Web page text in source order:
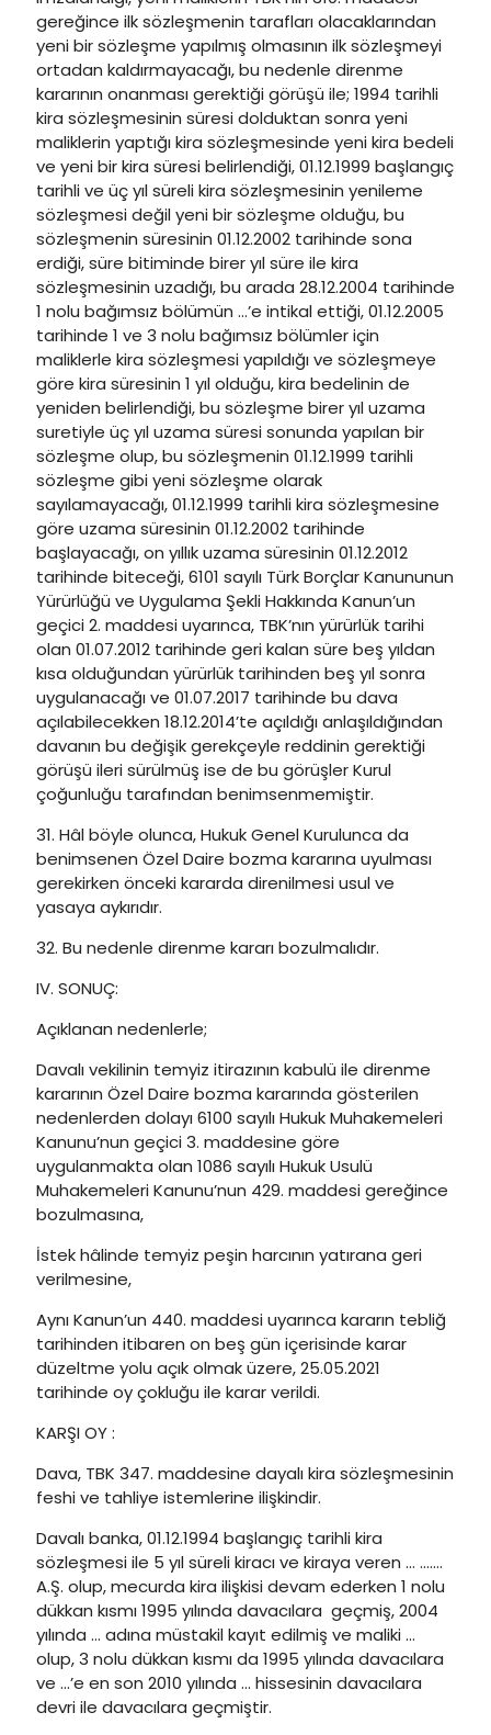
gereğince ilk sözleşmenin tarafları olacaklarından
yeni bir sözleşme yapılmış olmasının ilk sözleşmeyi
ortadan kaldırmayacağı, bu nedenle direnme
kararının onanması gerektiği görüşü ile; 1994 tarihli
kira sözleşmesinin süresi dolduktan sonra yeni
maliklerin yaptığı kira sözleşmesinde yeni kira bedeli
ve yeni bir kira süresi belirlendiği, 01.12.1999 başlangıç
tarihli ve üç yıl süreli kira sözleşmesinin yenileme
sözleşmesi değil yeni bir sözleşme olduğu, bu
sözleşmenin süresinin 01.12.2002 tarihinde sona
erdiği, süre bitiminde birer yıl süre ile kira
sözleşmesinin uzadığı, bu arada 28.12.2004 tarihinde
1 nolu bağımsız bölümün …’e intikal ettiği, 01.12.2005
tarihinde 1 ve 3 nolu bağımsız bölümler için
maliklerle kira sözleşmesi yapıldığı ve sözleşmeye
göre kira süresinin 1 yıl olduğu, kira bedelinin de
yeniden belirlendiği, bu sözleşme birer yıl uzama
suretiyle üç yıl uzama süresi sonunda yapılan bir
sözleşme olup, bu sözleşmenin 01.12.1999 tarihli
sözleşme gibi yeni sözleşme olarak
sayılamayacağı, 01.12.1999 tarihli kira sözleşmesine
göre uzama süresinin 01.12.2002 tarihinde
başlayacağı, on yıllık uzama süresinin 01.12.2012
tarihinde biteceği, 6101 sayılı Türk Borçlar Kanununun
Yürürlüğü ve Uygulama Şekli Hakkında Kanun’un
geçici 2. maddesi uyarınca, TBK’nın yürürlük tarihi
olan 01.07.2012 tarihinde geri kalan süre beş yıldan
kısa olduğundan yürürlük tarihinden beş yıl sonra
uygulanacağı ve 01.07.2017 tarihinde bu dava
açılabilecekken 18.12.2014’te açıldığı anlaşıldığından
davanın bu değişik gerekçeyle reddinin gerektiği
görüşü ileri sürülmüş ise de bu görüşler Kurul
çoğunluğu tarafından benimsenmemiştir.
31. Hâl böyle olunca, Hukuk Genel Kurulunca da
benimsenen Özel Daire bozma kararına uyulması
gerekirken önceki kararda direnilmesi usul ve
yasaya aykırıdır.
32. Bu nedenle direnme kararı bozulmalıdır.
IV. SONUÇ:
Açıklanan nedenlerle;
Davalı vekilinin temyiz itirazının kabulü ile direnme
kararının Özel Daire bozma kararında gösterilen
nedenlerden dolayı 6100 sayılı Hukuk Muhakemeleri
Kanunu’nun geçici 3. maddesine göre
uygulanmakta olan 1086 sayılı Hukuk Usulü
Muhakemeleri Kanunu’nun 429. maddesi gereğince
bozulmasına,
İstek hâlinde temyiz peşin harcının yatırana geri
verilmesine,
Aynı Kanun’un 440. maddesi uyarınca kararın tebliğ
tarihinden itibaren on beş gün içerisinde karar
düzeltme yolu açık olmak üzere, 25.05.2021
tarihinde oy çokluğu ile karar verildi.
KARŞI OY :
Dava, TBK 347. maddesine dayalı kira sözleşmesinin
feshi ve tahliye istemlerine ilişkindir.
Davalı banka, 01.12.1994 başlangıç tarihli kira
sözleşmesi ile 5 yıl süreli kiracı ve kiraya veren … …….
A.Ş. olup, mecurda kira ilişkisi devam ederken 1 nolu
dükkan kısmı 1995 yılında davacılara geçmiş, 2004
yılında … adına müstakil kayıt edilmiş ve maliki …
olup, 3 nolu dükkan kısmı da 1995 yılında davacılara
ve …’e en son 2010 yılında … hissesinin davacılara
devri ile davacılara geçmiştir.